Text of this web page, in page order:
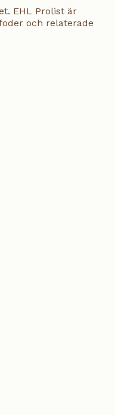
EHL Prolist är
och relaterade